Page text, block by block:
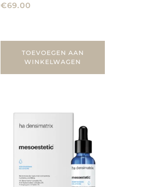
€69.00
TOEVOEGEN AAN
WINKELWAGEN